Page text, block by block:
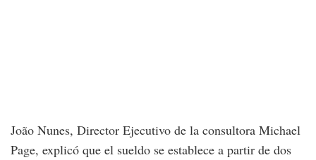
João Nunes, Director Ejecutivo de la consultora Michael
Page, explicó que el sueldo se establece a partir de dos